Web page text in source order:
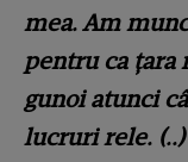
mea. Am
pentru ca țara
gunoi atunci
lucruri rele. (..)